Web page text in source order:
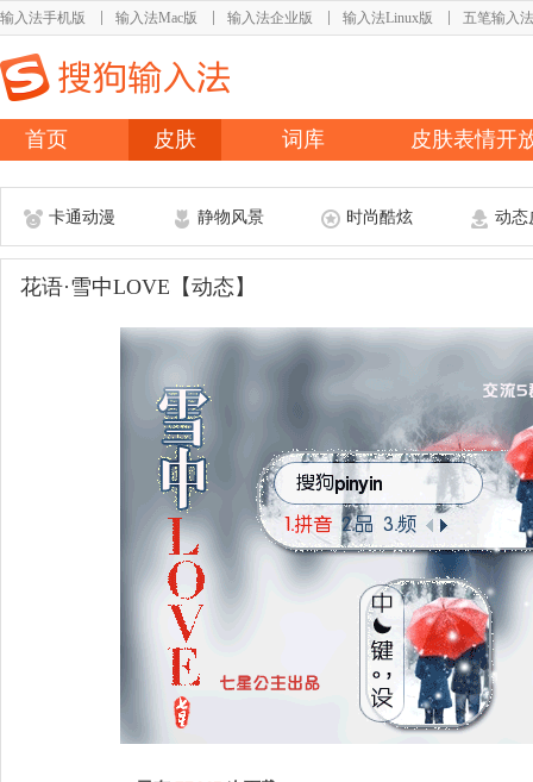
输入法手机版 输入法Mac版 输入法企业版 输入法Linux版 五笔输入法
首页 皮肤 词库 皮肤表情开
卡通动漫 静物风景 时尚酷炫 动态
花语·雪中LOVE【动态】